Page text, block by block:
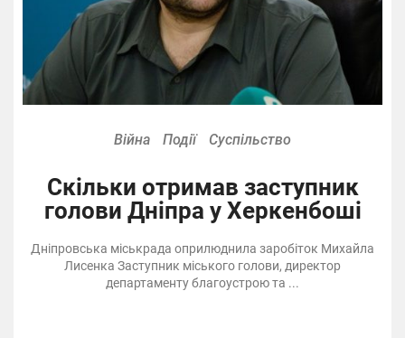
Війна Події Суспільство
Скільки отримав заступник
голови Дніпра у Херкенбоші
Дніпровська міськрада оприлюднила заробіток Михайла
Лисенка Заступник міського голови, директор
департаменту благоустрою та ...